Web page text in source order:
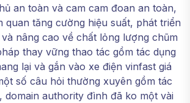
an toàn và cam cam đoan an toàn,
quan tăng cường hiệu suất, phát triển
nâng cao về chất lỏng lượng chũm
thay vững thao tác gồm tác dụng
lại và gắn vào xe điện vinfast giá
số câu hỏi thường xuyên gồm tác
domain authority đình đã ko một vài